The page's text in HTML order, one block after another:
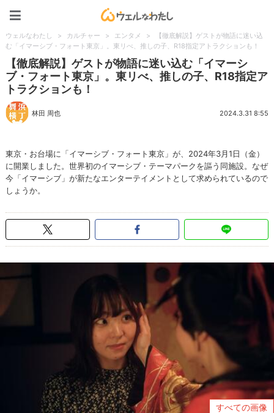
ウェルなわたし > カルチャー > エンタメ >
【徹底解説】ゲストが物語に迷い込
む「イマーシブ・フォート東京」。東リべ、推しの子、R18指定アトラクションも！
【徹底解説】ゲストが物語に迷い込む「イマーシ
ブ・フォート東京」。東リべ、推しの子、R18指定ア
トラクションも！
林田 周也 2024.3.31 8:55
東京・お台場に「イマーシブ・フォート東京」が、2024年3月1日（金）
に開業しました。世界初のイマーシブ・テーマパークを謳う同施設。なぜ
今「イマーシブ」が新たなエンターテイメントとして求められているので
しょうか。
すべての画像